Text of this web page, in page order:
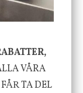
Mushroom
VÅRA
TA DEL